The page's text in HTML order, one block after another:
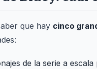
que hay cinco
de la serie a